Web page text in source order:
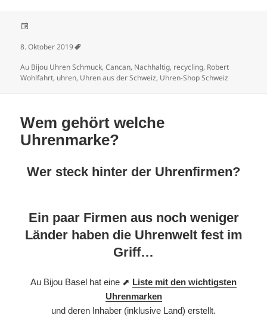
8. Oktober 2019
Au Bijou Uhren Schmuck,Cancan, Nachhaltig, recycling, Robert
Wohlfahrt, uhren, Uhren aus der Schweiz, Uhren-Shop Schweiz
Wem gehört welche
Uhrenmarke?
Wer steck hinter der Uhrenfirmen?
Ein paar Firmen aus noch weniger
Länder haben die Uhrenwelt fest im
Griff…
Au Bijou Basel hat eine ⬈ Liste mit den wichtigsten
Uhrenmarken
und deren Inhaber (inklusive Land) erstellt.